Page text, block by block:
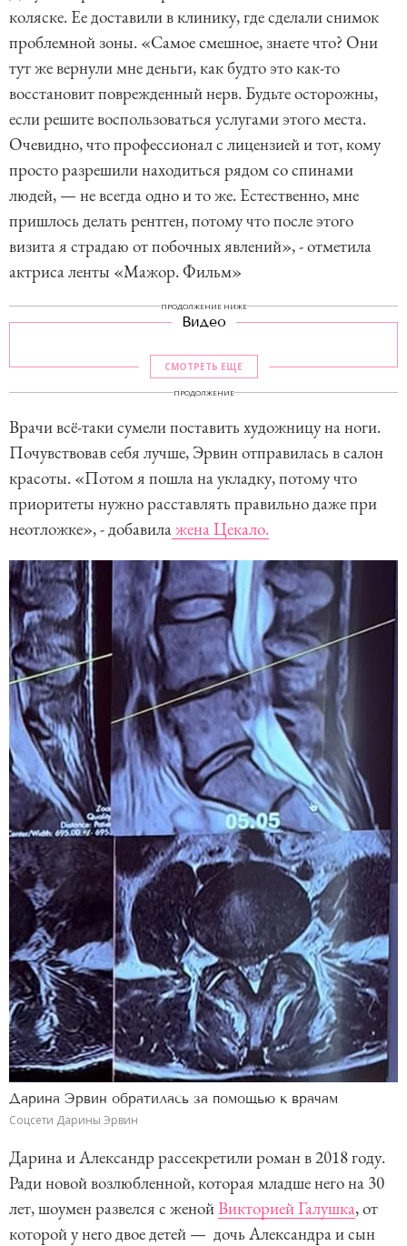
коляске. Ее доставили в клинику, где сделали снимок
проблемной зоны. «Самое смешное, знаете что? Они
тут же вернули мне деньги, как будто это как-то
восстановит поврежденный нерв. Будьте осторожны,
если решите воспользоваться услугами этого места.
Очевидно, что профессионал с лицензией и тот, кому
просто разрешили находиться рядом со спинами
людей, — не всегда одно и то же. Естественно, мне
пришлось делать рентген, потому что после этого
визита я страдаю от побочных явлений», - отметила
актриса ленты «Мажор. Фильм»
ПРОДОЛЖЕНИЕ НИЖЕ
Видео
СМОТРЕТЬ ЕЩЕ
ПРОДОЛЖЕНИЕ
Врачи всё-таки сумели поставить художницу на ноги.
Почувствовав себя лучше, Эрвин отправилась в салон
красоты. «Потом я пошла на укладку, потому что
приоритеты нужно расставлять правильно даже при
неотложке», - добавилажена Цекало.
Дарина Эрвин обратилась за помощью к врачам
Соцсети Дарины Эрвин
Дарина и Александр рассекретили роман в 2018 году.
Ради новой возлюбленной, которая младше него на 30
лет, шоумен развелся с женойВикторией Галушка, от
которой у него двое детей — дочь Александра и сын